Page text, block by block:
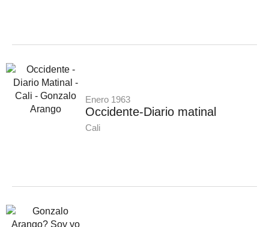
Enero 1963
Occidente-Diario matinal
Cali